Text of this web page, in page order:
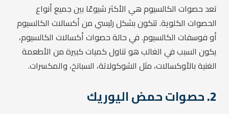
تعد حصوات الكالسيوم هي الأكثر شيوعًا بين جميع أنواع
الحصوات الكلوية. تتكون بشكل رئيسي من أكسالات الكالسيوم
أو فوسفات الكالسيوم. في حالة حصوات أكسالات الكالسيوم،
يكون السبب في الغالب هو تناول كميات كبيرة من الأطعمة
الغنية بالأوكسالات، مثل الشوكولاتة، السبانخ، والمكسرات.
2. حصوات حمض اليوريك